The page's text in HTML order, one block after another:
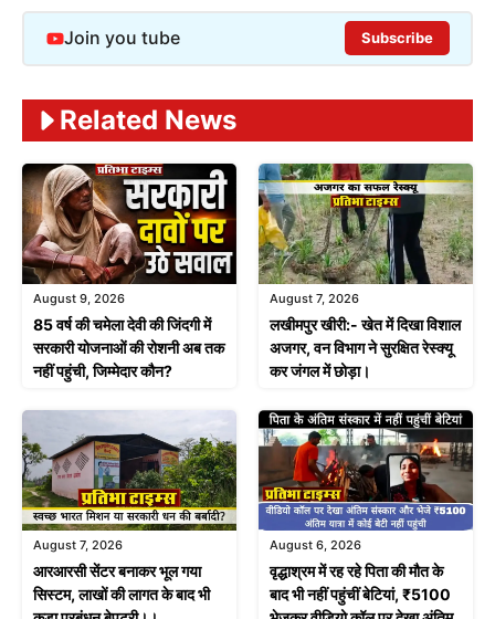
Join you tube Subscribe
Related News
August 9, 2026
85 वर्ष की चमेला देवी की जिंदगी में
सरकारी योजनाओं की रोशनी अब तक
नहीं पहुंची, जिम्मेदार कौन?
August 7, 2026
लखीमपुर खीरी:- खेत में दिखा विशाल
अजगर, वन विभाग ने सुरक्षित रेस्क्यू
कर जंगल में छोड़ा।
August 7, 2026
आरआरसी सेंटर बनाकर भूल गया
सिस्टम, लाखों की लागत के बाद भी
August 6, 2026
वृद्धाश्रम में रह रहे पिता की मौत के
बाद भी नहीं पहुंचीं बेटियां, ₹5100